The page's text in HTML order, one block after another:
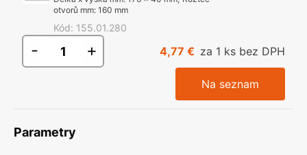
otvorů mm:160 mm
Kód: 155.01.280
- + 4,77 € za 1 ks bez DPH
Na seznam
Parametry